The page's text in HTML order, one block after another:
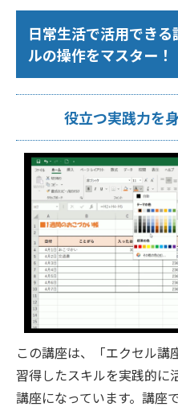
日常生活で活用でき
ルの操作をマスター！
役立つ実践力を
この講座は、「エクセル講
習得したスキルを実践的に
講座になっています。講座